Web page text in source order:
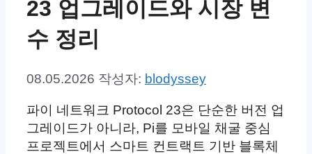
23 업그레이드와 시장 변
수 정리
08.05.2026 작성자: blodyssey
파이 네트워크 Protocol 23은 단순한 버전 업
그레이드가 아니라, Pi를 모바일 채굴 중심
프로젝트에서 스마트 컨트랙트 기반 블록체